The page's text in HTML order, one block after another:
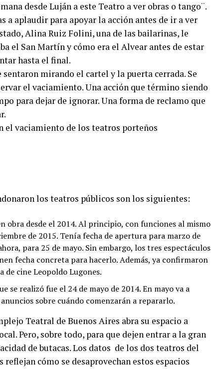
desde Luján a este Teatro a ver obras o tango¨.
a aplaudir para apoyar la acción antes de ir a ver
Alina Ruiz Folini, una de las bailarinas, le
el San Martín y cómo era el Alvear antes de estar
hasta el final.
mirando el cartel y la puerta cerrada. Se
el vaciamiento. Una acción que término siendo
para dejar de ignorar. Una forma de reclamo que
los teatros públicos son los siguientes:
obra desde el 2014. Al principio, con funciones al mismo
de 2015. Tenía fecha de apertura para marzo de
para 25 de mayo. Sin embargo, los tres espectáculos
fecha concreta para hacerlo. Además, ya confirmaron
de cine Leopoldo Lugones.
realizó fue el 24 de mayo de 2014. En mayo va a
sobre cuándo comenzarán a repararlo.
Teatral de Buenos Aires abra su espacio a
Pero, sobre todo, para que dejen entrar a la gran
de butacas. Los datos de los dos teatros del
cómo se desaprovechan estos espacios